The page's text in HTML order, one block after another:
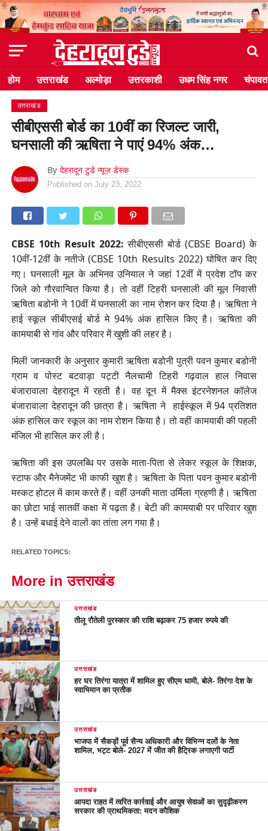
होम उत्तराखंड अल्मोड़ा उत्तरकाशी उधम सिंह नगर चंपावत
उत्तराखंड
सीबीएससी बोर्ड का 10वीं का रिजल्ट जारी,
घनसाली की ऋषिता ने पाएं 94% अंक…
By देहरादून टुडे न्यूज़ डेस्क
Published on July 23, 2022
CBSE 10th Result 2022: सीबीएससी बोर्ड (CBSE Board) के
10वीं-12वीं के नतीजे (CBSE 10th Results 2022) घोषित कर दिए
गए। घनसाली मूल के अभिनव उनियाल ने जहां 12वीं में प्रदेश टॉप कर
जिले को गौरवान्वित किया है। तो वहीं टिहरी घनसाली की मूल निवासी
ऋषिता बडोनी ने 10वीं में घनसाली का नाम रोशन कर दिया है। ऋषिता ने
हाई स्कूल सीबीएसई बोर्ड मे 94% अंक हासिल किए है। ऋषिता की
कामयाबी से गांव और परिवार में खुशी की लहर है।
मिली जानकारी के अनुसार कुमारी ऋषिता बडोनी पुत्री पवन कुमार बडोनी
ग्राम व पोस्ट बटवाड़ा पट्टी नैलचामी टिहरी गढ़वाल हाल निवास
बंजारावाला देहरादून में रहती है। वह दून में मैक्स इंटरनेशनल कॉलेज
बंजारावाला देहरादून की छात्रा है। ऋषिता ने हाईस्कूल में 94 प्रतिशत
अंक हासिल कर स्कूल का नाम रोशन किया है। तो वहीं कामयाबी की पहली
मंजिल भी हासिल कर ली है।
ऋषिता की इस उपलब्धि पर उसके माता-पिता से लेकर स्कूल के शिक्षक,
स्टाफ और मैनेजमेंट भी काफी खुश है। ऋषिता के पिता पवन कुमार बडोनी
मस्कट होटल में काम करते हैं। वहीं उनकी माता उर्मिला ग्रहणी है। ऋषिता
का छोटा भाई सातवीं कक्षा में पढ़ता है। बेटी की कामयाबी पर परिवार खुश
है। उन्हें बधाई देने वालों का तांता लग गया है।
RELATED TOPICS:
More in उत्तराखंड
उत्तराखंड
तीलू रौतेली पुरस्कार की राशि बढ़ाकर 75 हजार रुपये की
उत्तराखंड
हर घर तिरंगा यात्रा में शामिल हुए सीएम धामी, बोले- तिरंगा देश के
स्वाभिमान का प्रतीक
उत्तराखंड
भाजपा में सैकड़ों पूर्व सैन्य अधिकारी और विभिन्न दलों के नेता
शामिल, भट्ट बोले- 2027 में जीत की हैट्रिक लगाएगी पार्टी
उत्तराखंड
आपदा राहत में त्वरित कार्रवाई और आयुष सेवाओं का सुदृढ़ीकरण
सरकार की प्राथमिकता: मदन कौशिक